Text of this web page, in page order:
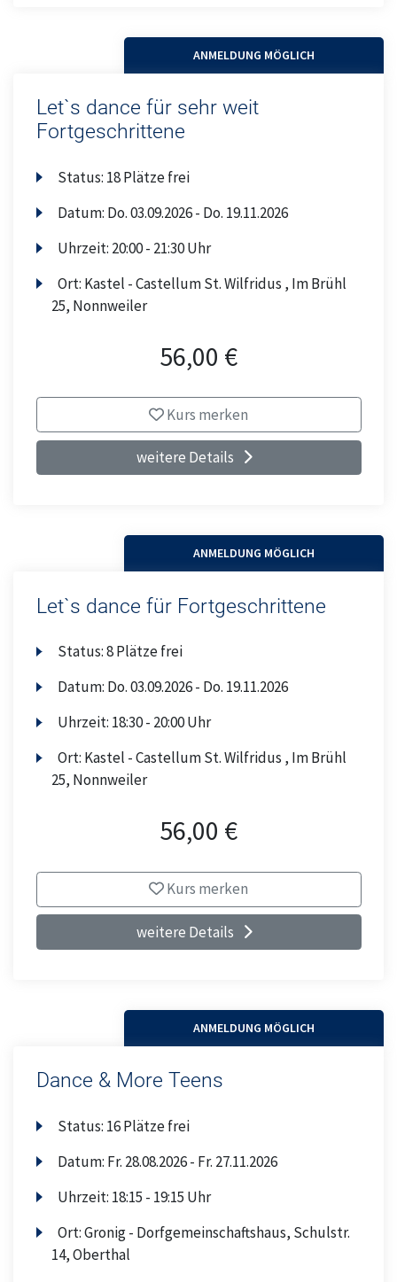
ANMELDUNG MÖGLICH
Let`s dance für sehr weit
Fortgeschrittene
Status: 18 Plätze frei
Datum: Do.03.09.2026 - Do. 19.11.2026
Uhrzeit: 20:00 - 21:30 Uhr
Ort: Kastel - Castellum St. Wilfridus , Im Brühl
25, Nonnweiler
56,00 €
Kurs merken
weitere Details
ANMELDUNG MÖGLICH
Let`s dance für Fortgeschrittene
Status:8 Plätze frei
Datum: Do.03.09.2026 - Do. 19.11.2026
Uhrzeit: 18:30 - 20:00 Uhr
Ort: Kastel - Castellum St. Wilfridus , Im Brühl
25, Nonnweiler
56,00 €
Kurs merken
weitere Details
ANMELDUNG MÖGLICH
Dance & More Teens
Status: 16 Plätze frei
Datum: Fr. 28.08.2026 - Fr. 27.11.2026
Uhrzeit: 18:15 - 19:15 Uhr
Ort:Gronig - Dorfgemeinschaftshaus, Schulstr.
14, Oberthal